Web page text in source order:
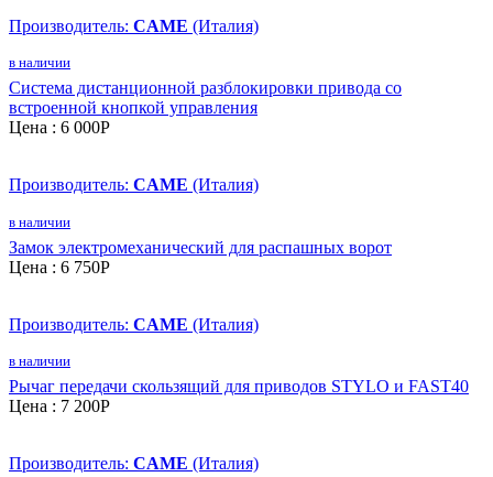
Производитель: CAME (Италия)
в наличии
Система дистанционной разблокировки привода со
встроенной кнопкой управления
Цена : 6 000P
Производитель: CAME (Италия)
в наличии
Замок электромеханический для распашных ворот
Цена : 6 750P
Производитель: CAME (Италия)
в наличии
Рычаг передачи скользящий для приводов STYLO и FAST40
Цена : 7 200P
Производитель: CAME (Италия)